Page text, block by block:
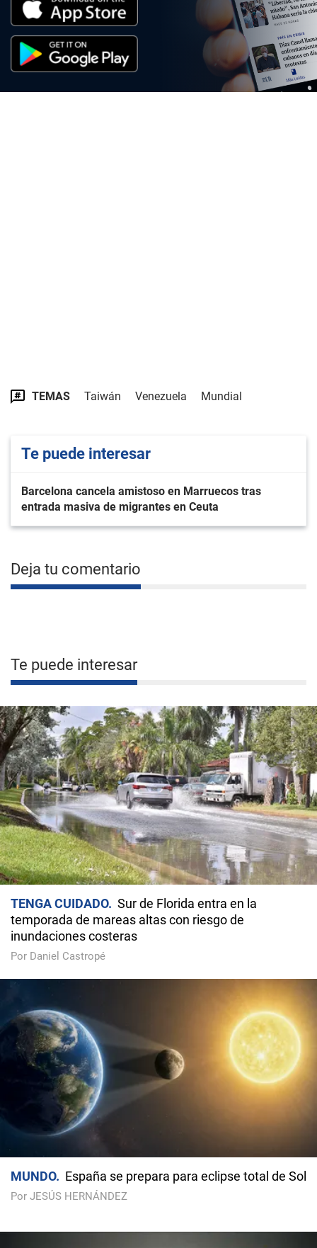
TEMAS Taiwán Venezuela Mundial
Te puede interesar
Barcelona cancela amistoso en Marruecos tras
entrada masiva de migrantes en Ceuta
Deja tu comentario
Te puede interesar
TENGA CUIDADO
Sur de Florida entra en la
temporada de mareas altas con riesgo de
inundaciones costeras
Por Daniel Castropé
MUNDO España se prepara para eclipse total de Sol
Por JESÚS HERNÁNDEZ